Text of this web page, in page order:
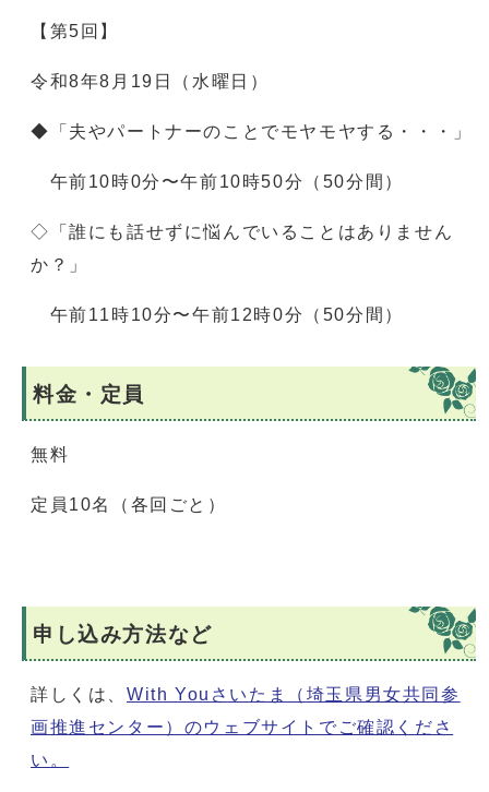
【第5回】
令和8年8月19日（水曜日）
◆「夫やパートナーのことでモヤモヤする・・・」
午前10時0分〜午前10時50分（50分間）
◇「誰にも話せずに悩んでいることはありません
か？」
午前11時10分〜午前12時0分（50分間）
料金・定員
無料
定員10名（各回ごと）
申し込み方法など
詳しくは、 With Youさいたま（埼玉県男女共同参
画推進センター）のウェブサイトでご確認くださ
い。